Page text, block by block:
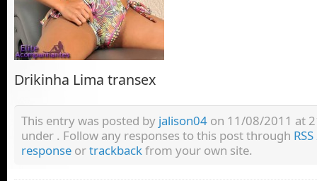
Drikinha Lima transex
This entry was posted by jalison04 on 11/08/2011 at
under . Follow any responses to this post through
response ortrackbackfrom your own site.